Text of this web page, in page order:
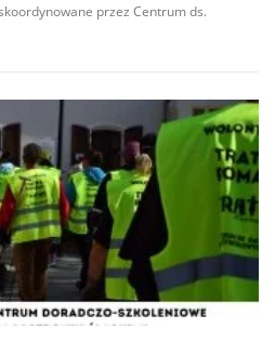
przez Centrum ds.